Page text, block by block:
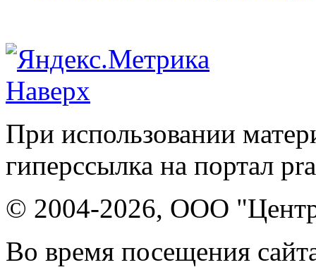
Наверх
При использовании
гиперссылка на портал
© 2004-2026, ООО "Центр
Во время посещения